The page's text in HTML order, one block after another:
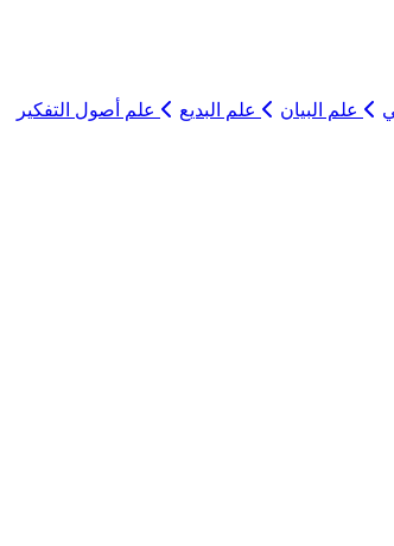
علم البيان علم البديع
علم أصول التفكير